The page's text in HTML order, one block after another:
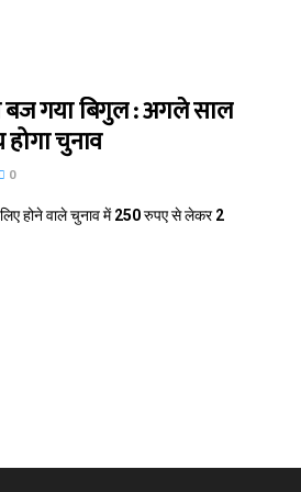
गया बिगुल : अगले साल
चुनाव
0
होने वाले चुनाव में 250 रुपए से लेकर 2